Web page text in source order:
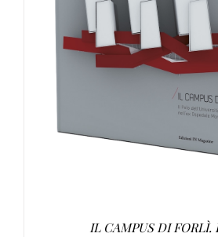
AGGIUNGI AL CARRELLO /
IL CAMPUS DI FORLÌ.